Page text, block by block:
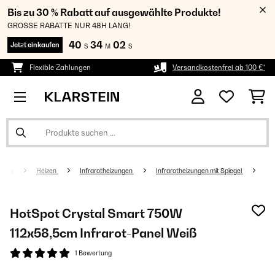
Bis zu 30 % Rabatt auf ausgewählte Produkte!
GROSSE RABATTE NUR 48H LANG!
Jetzt einkaufen 40 S 34 M 02 S
Flexible Zahlungen Versandkostenfrei ab 100 €*
Heizen Infrarotheizungen Infrarotheizungen mit Spiegel
HotSpot Crystal Smart 750W
112x58,5cm Infrarot-Panel​​ Weiß
1 Bewertung